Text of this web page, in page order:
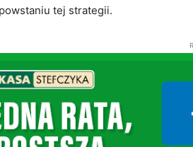
tej strategii.